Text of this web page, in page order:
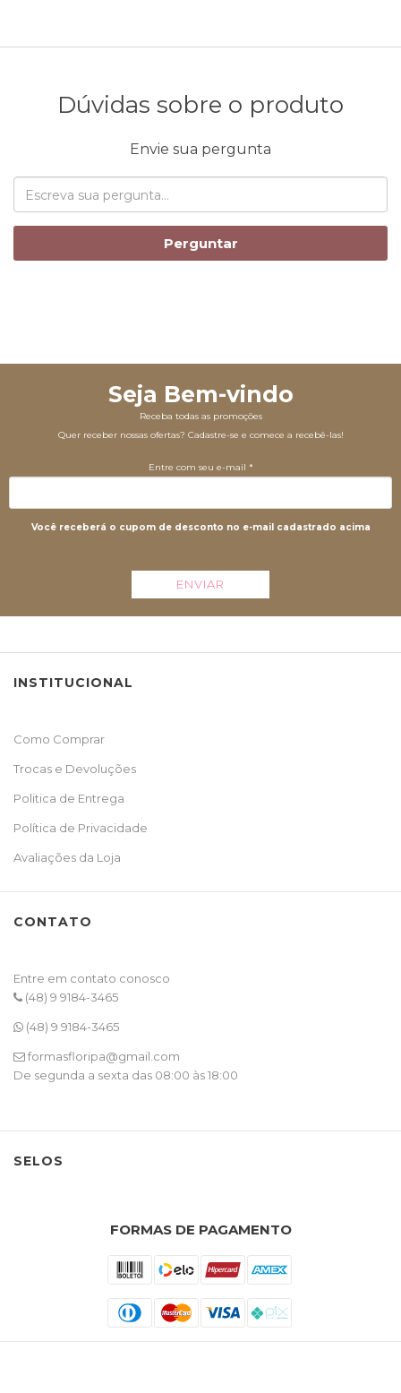
Dúvidas sobre o produto
Envie sua pergunta
Perguntar
Seja Bem-vindo
Receba todas as promoções
Quer receber nossas ofertas? Cadastre-se e comece a recebê-las!
Entre com seu e-mail *
Você receberá o cupom de desconto no e-mail cadastrado acima
ENVIAR
INSTITUCIONAL
Como Comprar
Trocas e Devoluções
Politica de Entrega
Política de Privacidade
Avaliações da Loja
CONTATO
Entre em contato conosco
(48) 9 9184-3465
(48) 9 9184-3465
formasfloripa@gmail.com
De segunda a sexta das 08:00 às 18:00
SELOS
FORMAS DE PAGAMENTO